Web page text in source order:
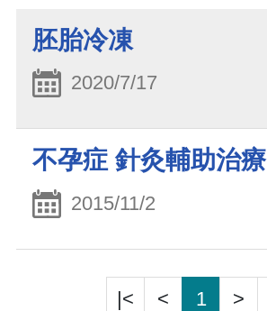
胚胎冷凍
2020/7/17
不孕症 針灸輔助治療
2015/11/2
|< < 1 >